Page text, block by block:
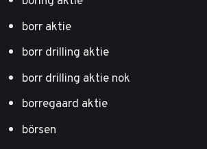
borr aktie
borr drilling aktie
borr drilling aktie nok
borregaard aktie
börsen